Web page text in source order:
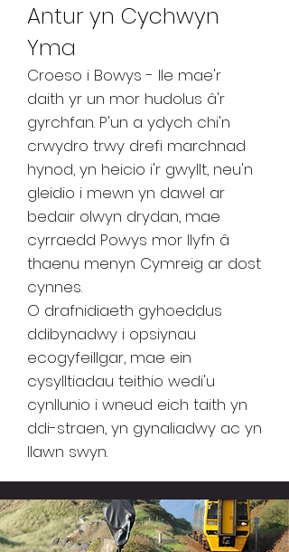
Antur yn Cychwyn
Yma
Croeso i Bowys - lle mae'r
daith yr un mor hudolus â'r
gyrchfan. P'un a ydych chi'n
crwydro trwy drefi marchnad
hynod, yn heicio i'r gwyllt, neu'n
gleidio i mewn yn dawel ar
bedair olwyn drydan, mae
cyrraedd Powys mor llyfn â
thaenu menyn Cymreig ar dost
cynnes.
O drafnidiaeth gyhoeddus
ddibynadwy i opsiynau
ecogyfeillgar, mae ein
cysylltiadau teithio wedi'u
cynllunio i wneud eich taith yn
ddi-straen, yn gynaliadwy ac yn
llawn swyn.